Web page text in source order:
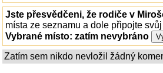
Jste přesvědčeni, že rodiče v
místa ze seznamu a dole připojte
Vybrané místo: zatím nevybráno
Zatím sem nikdo nevložil žádný